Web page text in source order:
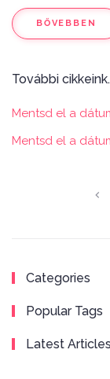
BŐVEBBEN
További
Mentsd el a
Mentsd el a
Categories
Popular Tags
Latest Articles